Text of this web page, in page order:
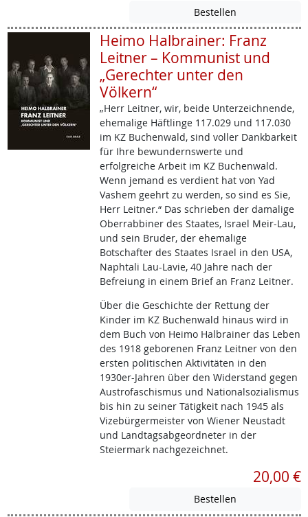
Heimo Halbrainer: Franz
Leitner – Kommunist und
„Gerechter unter den
Völkern“
„Herr Leitner, wir, beide Unterzeichnende,
ehemalige Häftlinge 117.029 und 117.030
im KZ Buchenwald, sind voller Dankbarkeit
für Ihre bewundernswerte und
erfolgreiche Arbeit im KZ Buchenwald.
Wenn jemand es verdient hat von Yad
Vashem geehrt zu werden, so sind es Sie,
Herr Leitner.“ Das schrieben der damalige
Oberrabbiner des Staates, Israel Meir-Lau,
und sein Bruder, der ehemalige
Botschafter des Staates Israel in den USA,
Naphtali Lau-Lavie, 40 Jahre nach der
Befreiung in einem Brief an Franz Leitner.
Über die Geschichte der Rettung der
Kinder im KZ Buchenwald hinaus wird in
dem Buch von Heimo Halbrainer das Leben
des 1918 geborenen Franz Leitner von den
ersten politischen Aktivitäten in den
1930er-Jahren über den Widerstand gegen
Austrofaschismus und Nationalsozialismus
bis hin zu seiner Tätigkeit nach 1945 als
Vizebürgermeister von Wiener Neustadt
und Landtagsabgeordneter in der
Steiermark nachgezeichnet.
20,00 €